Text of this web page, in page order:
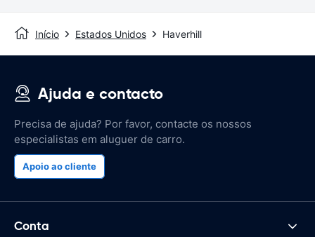
Início Estados Unidos Haverhill
Ajuda e contacto
Precisa de ajuda? Por favor, contacte os nossos
especialistas em aluguer de carro.
Apoio ao cliente
Conta